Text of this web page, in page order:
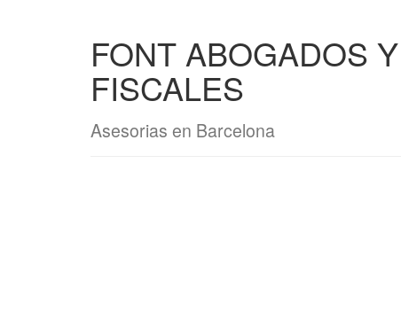
FONT ABOGADOS
FISCALES
Asesorias en Barcelona